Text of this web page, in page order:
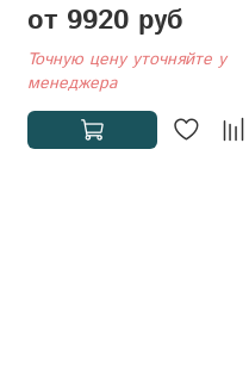
от 9920 руб
Точную цену уточняйте у
менеджера